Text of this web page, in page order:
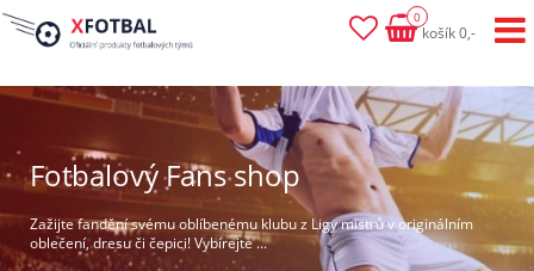
Fotbalový Fans shop
Zažijte fandění svému oblíbenému klubu z Ligy mistrů v originálním
oblečení, dresu či čepici! Vybírejte ...
0
košík 0,-